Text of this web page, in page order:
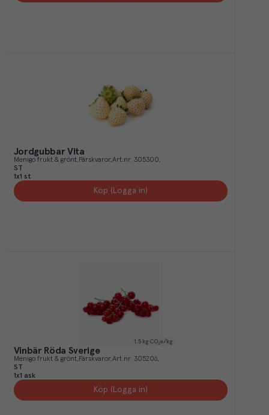
Jordgubbar Vita
Menigo frukt & grönt Färskvaror Art.nr. 305300
ST
1x1 st
Köp (Logga in)
1.5 kg CO₂e/kg
Vinbär Röda Sverige
Menigo frukt & grönt Färskvaror Art.nr. 305206
ST
1x1 ask
Köp (Logga in)